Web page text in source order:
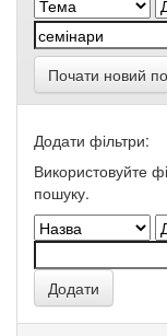
Почати новий
Додати фільтри:
Використовуйте
пошуку.